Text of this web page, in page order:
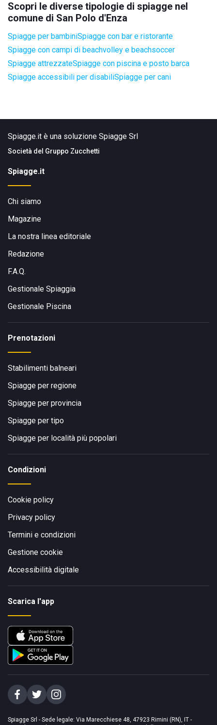
Scopri le diverse tipologie di spiagge nel
comune di San Polo d'Enza
Spiagge per bambiniSpiagge con bar e ristorante
Spiagge con campi di beachvolley e beachsoccer
Spiagge attrezzateSpiagge con piscina e posto barca
Spiagge accessibili per disabiliSpiagge per cani
Spiagge.it è una soluzione Spiagge Srl
Società del Gruppo Zucchetti
Spiagge.it
Chi siamo
Magazine
La nostra linea editoriale
Redazione
F.A.Q.
Gestionale Spiaggia
Gestionale Piscina
Prenotazioni
Stabilimenti balneari
Spiagge per regione
Spiagge per provincia
Spiagge per tipo
Spiagge per località più popolari
Condizioni
Cookie policy
Privacy policy
Termini e condizioni
Gestione cookie
Accessibilità digitale
Scarica l'app
Spiagge Srl - Sede legale: Via Marecchiese 48, 47923 Rimini (RN), IT -